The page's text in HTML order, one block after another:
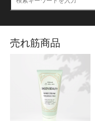
売れ筋商品